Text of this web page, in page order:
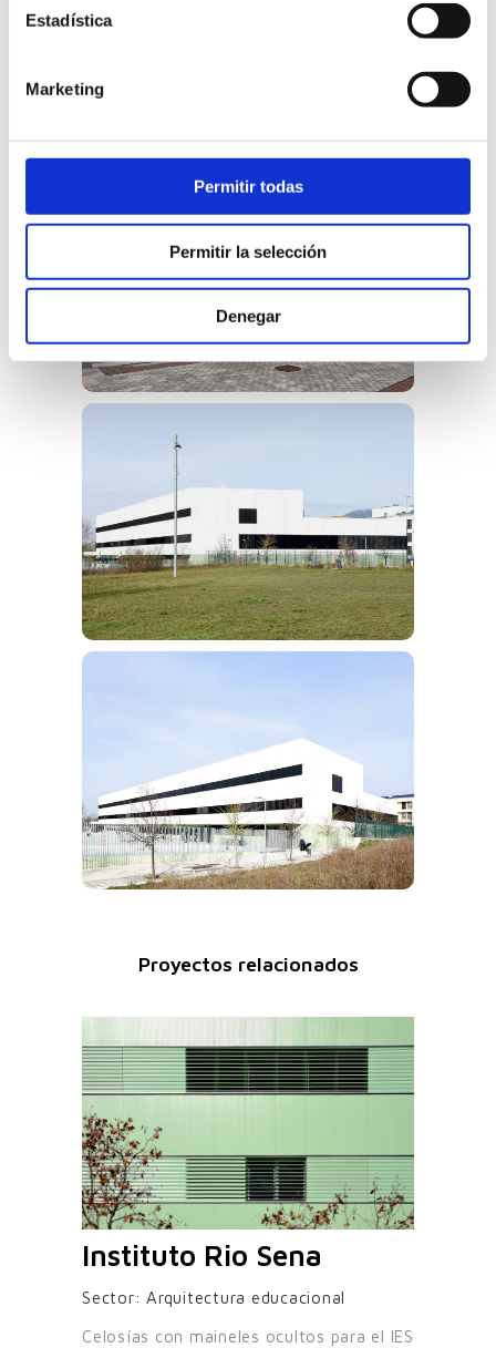
Estadística
Marketing
Permitir todas
Permitir la selección
Denegar
Proyectos relacionados
Instituto Rio Sena
Sector: Arquitectura educacional
Celosías con maineles ocultos para el IES